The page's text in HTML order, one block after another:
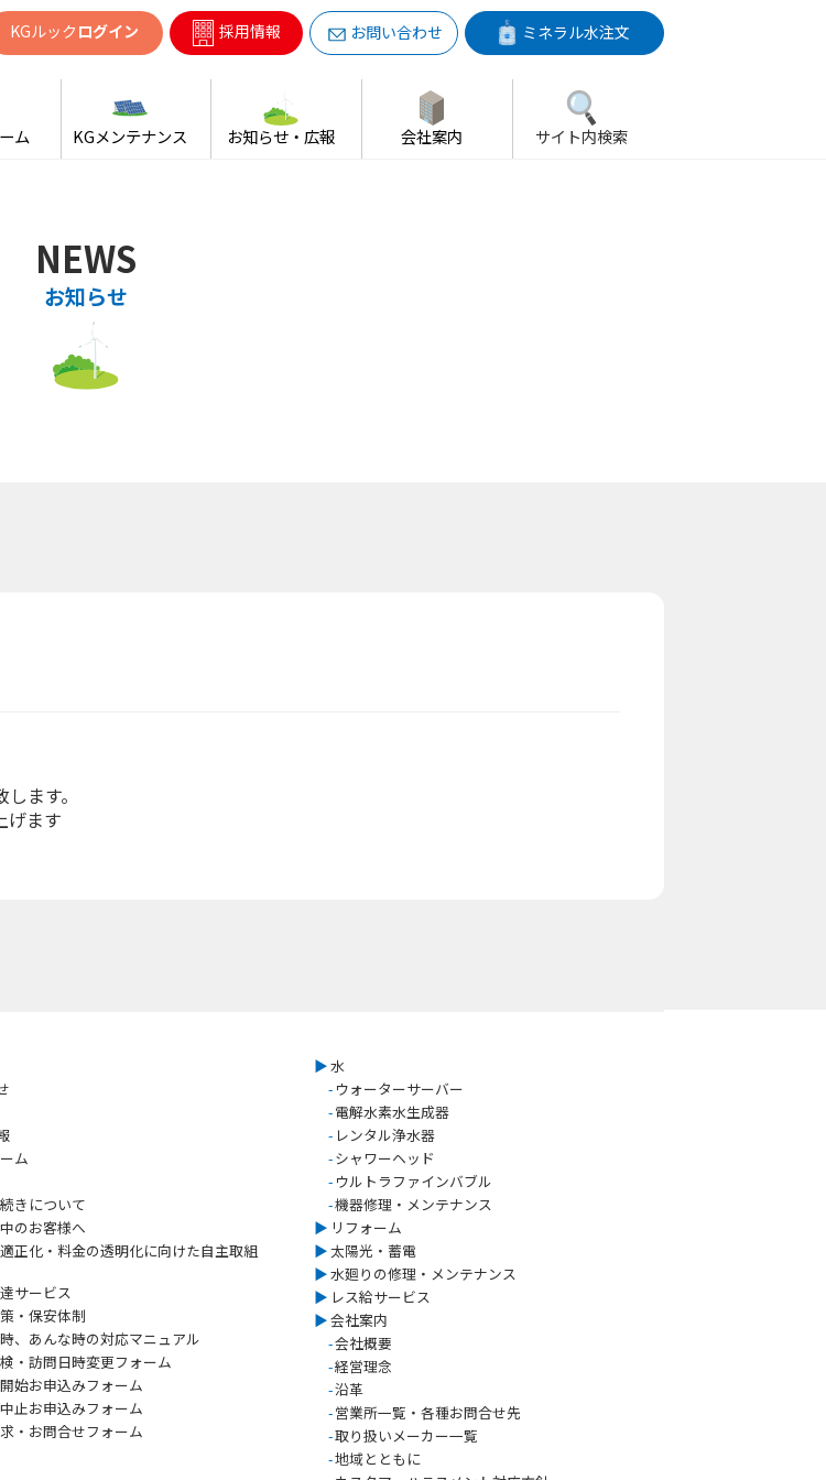
KGルック ログイン 採用情報 お問い合わせ ミネラル水注文
ム KGメンテナンス お知らせ・広報 会社案内 サイト内検索
NEWS
お知らせ
ます。
げます
ム
きについて
のお客様へ
正化・料金の透明化に向けた自主取組
サービス
・保安体制
、あんな時の対応マニュアル
・訪問日時変更フォーム
始お申込みフォーム
止お申込みフォーム
・お問合せフォーム
▶︎水
- ウォーターサーバー
-電解水素水生成器
- レンタル浄水器
-シャワーヘッド
- ウルトラファインバブル
-機器修理・メンテナンス
▶︎ リフォーム
▶︎太陽光・蓄電
▶︎水廻りの修理・メンテナンス
▶︎ レス給サービス
▶︎会社案内
-会社概要
-経営理念
-沿革
-営業所一覧・各種お問合せ先
-取り扱いメーカー一覧
-地域とともに